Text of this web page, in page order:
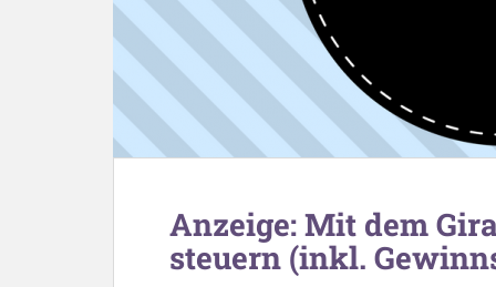
Anzeige: Mit dem
steuern (inkl.